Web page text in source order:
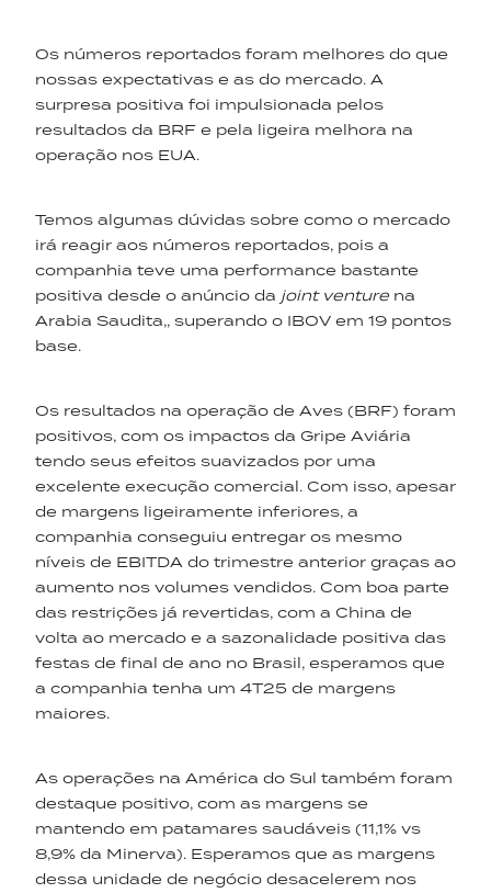
Os números reportados foram melhores do que
nossas expectativas e as do mercado. A
surpresa positiva foi impulsionada pelos
resultados da BRF e pela ligeira melhora na
operação nos EUA.
Temos algumas dúvidas sobre como o mercado
irá reagir aos números reportados, pois a
companhia teve uma performance bastante
positiva desde o anúncio da joint venture na
Arabia Saudita,, superando o IBOV em 19 pontos
base.
Os resultados na operação de Aves (BRF) foram
positivos, com os impactos da Gripe Aviária
tendo seus efeitos suavizados por uma
excelente execução comercial. Com isso, apesar
de margens ligeiramente inferiores, a
companhia conseguiu entregar os mesmo
níveis de EBITDA do trimestre anterior graças ao
aumento nos volumes vendidos. Com boa parte
das restrições já revertidas, com a China de
volta ao mercado e a sazonalidade positiva das
festas de final de ano no Brasil, esperamos que
a companhia tenha um 4T25 de margens
maiores.
As operações na América do Sul também foram
destaque positivo, com as margens se
mantendo em patamares saudáveis (11,1% vs
8,9% da Minerva). Esperamos que as margens
dessa unidade de negócio desacelerem nos